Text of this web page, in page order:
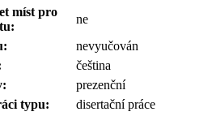
míst pro
ne
nevyučován
čeština
prezenční
typu:
disertační práce